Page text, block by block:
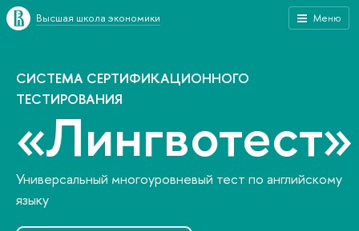
Меню
Высшая школа экономики
СИСТЕМА СЕРТИФИКАЦИОННОГО
ТЕСТИРОВАНИЯ
«Лингвотест»
Универсальный многоуровневый тест по английскому
языку